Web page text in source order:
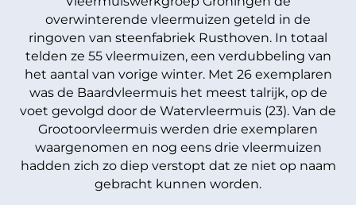
overwinterende vleermuizen geteld in de
ringoven van steenfabriek Rusthoven. In totaal
telden ze 55 vleermuizen, een verdubbeling van
het aantal van vorige winter. Met 26 exemplaren
was de Baardvleermuis het meest talrijk, op de
voet gevolgd door de Watervleermuis (23). Van de
Grootoorvleermuis werden drie exemplaren
waargenomen en nog eens drie vleermuizen
hadden zich zo diep verstopt dat ze niet op naam
gebracht kunnen worden.